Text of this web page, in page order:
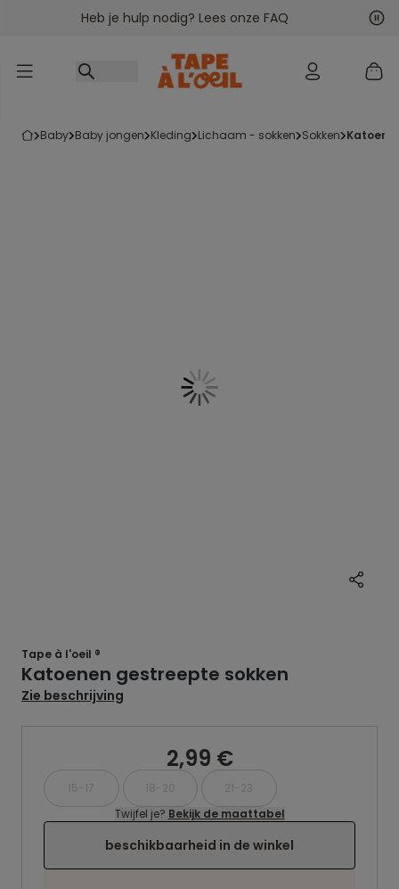
Ga naar inhoudHeb je hulp nodig? Lees onze FAQ
baby baby jongen kleding lichaam - sokken sokken
Tape à l'oeil ®
Katoenen gestreepte sokken
Zie beschrijving
2,99 €
15-17 18-20
21-23
Twijfel je? Bekijk de maattabel
beschikbaarheid in de winkel